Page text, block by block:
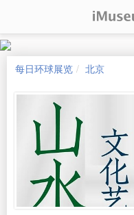
每日环球展览 北京